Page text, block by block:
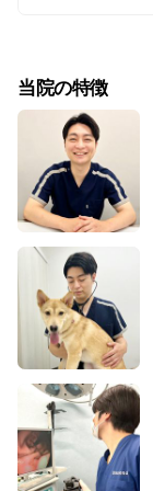
当院の特徴